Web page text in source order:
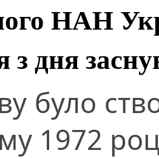
НАН
з дня
було
1972